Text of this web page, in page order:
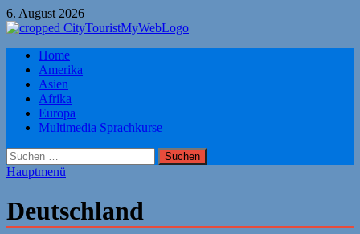
Zum
Inhalt
6. August 2026
Citytourist Reise Tipps
Urlaub, Ferien, Flüge, Freizeit, Reise
Home
Amerika
Asien
Afrika
Europa
Multimedia Sprachkurse
Suchen
nach:
Hauptmenü
Deutschland